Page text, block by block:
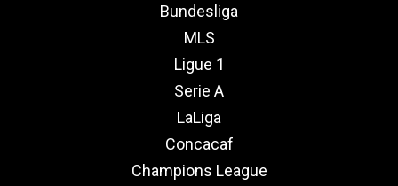
Bundesliga
MLS
Ligue 1
Serie A
LaLiga
Concacaf
Champions League